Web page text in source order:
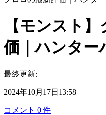
【モンスト
価｜ハンター
最終更新:
2024年10月17日13:58
コメント 0 件